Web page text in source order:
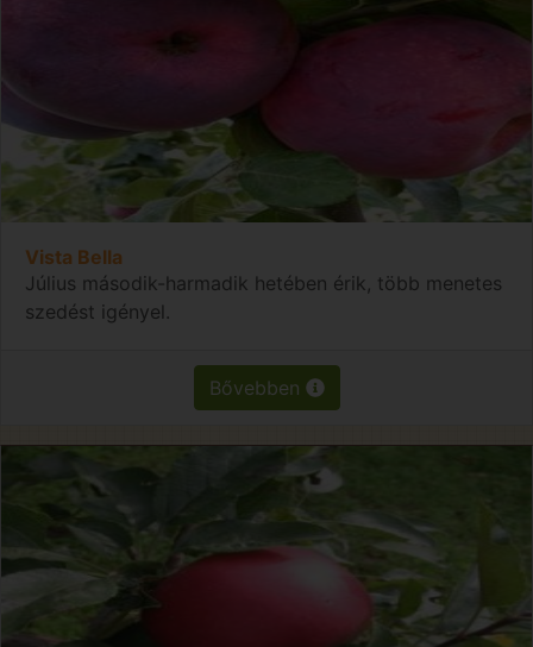
Vista Bella
Július második-harmadik hetében érik, több menetes
szedést igényel.
Bővebben